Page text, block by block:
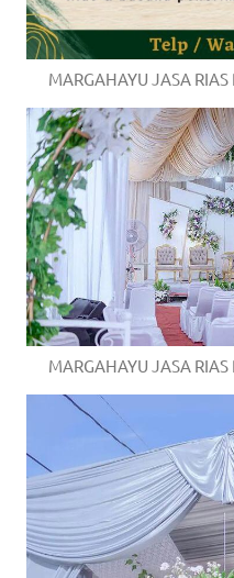
MARGAHAYU JASA
MARGAHAYU JASA